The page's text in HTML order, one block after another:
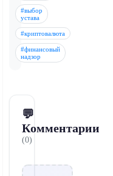
#выбор
устава
#криптовалюта
#финансовый
надзор
💬
Комментарии
(0)